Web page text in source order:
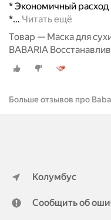
* Экономичный расход
*… Читать ещё
Товар — Маска для
BABARIA
Больше отзывов про
Колумбус
Сообщить об